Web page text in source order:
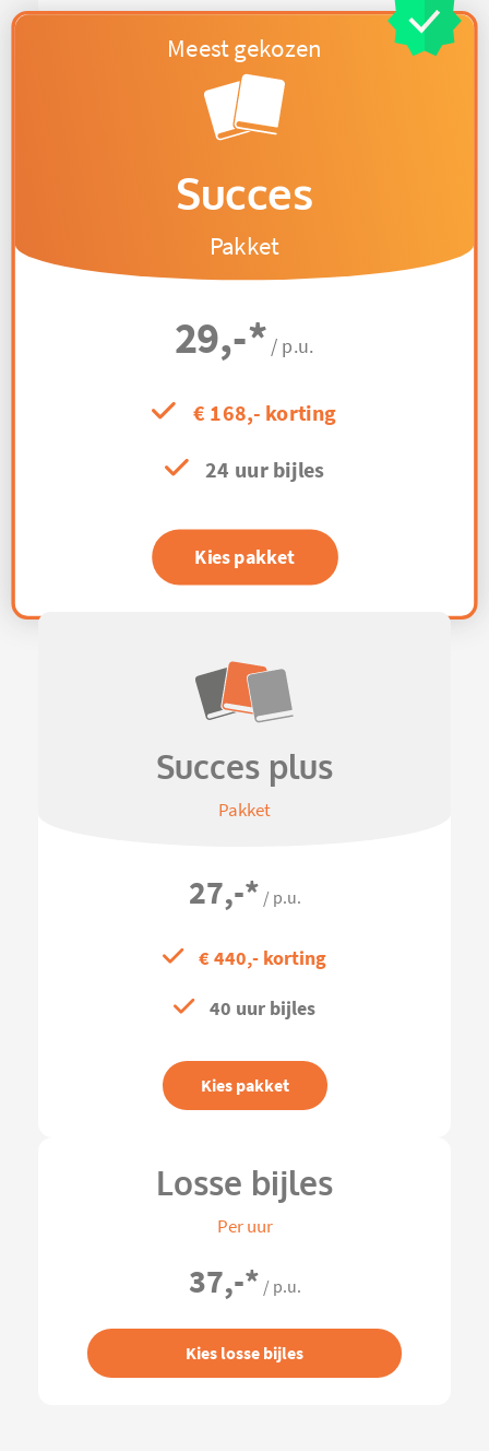
Succes
Pakket
29,-* / p.u.
€ 168,- korting
24 uur bijles
Kies pakket
Succes plus
Pakket
27,-* / p.u.
€ 440,- korting
40 uur bijles
Kies pakket
Losse bijles
Per uur
37,-* / p.u.
Kies losse bijles